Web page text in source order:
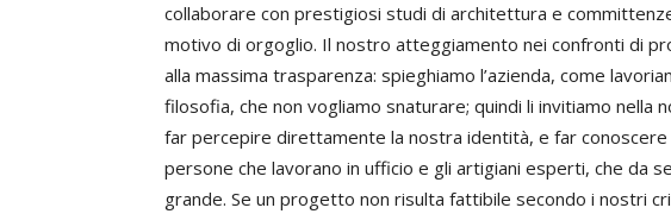
collaborare con prestigiosi studi di architettura e
motivo di orgoglio. Il nostro atteggiamento nei confronti di
alla massima trasparenza: spieghiamo l’azienda, come
filosofia, che non vogliamo snaturare; quindi li invitiamo nella
far percepire direttamente la nostra identità, e far
persone che lavorano in ufficio e gli artigiani esperti, che da
grande. Se un progetto non risulta fattibile secondo i nostri